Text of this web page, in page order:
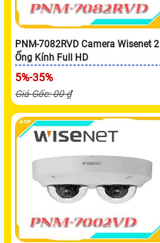
PNM-7082RVD Camera Wisenet 2
Ống Kính Full HD
5%-35%
Giá Gốc: 00 ₫